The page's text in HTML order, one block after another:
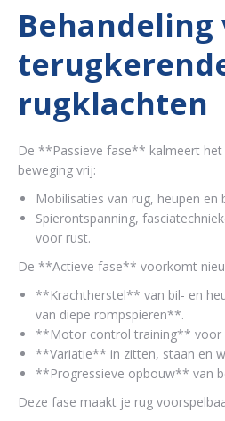
Behandeling
rugklachten
De **Passieve fase** kalmeert
beweging vrij:
Mobilisaties van rug, heupen en
Spierontspanning,
voor rust.
De **Actieve fase** voorkomt
**Krachtherstel** van bil- en
van diepe rompspieren**.
**Motor control training** voor
**Variatie** in zitten, staan en
**Progressieve opbouw** van
Deze fase maakt je rug